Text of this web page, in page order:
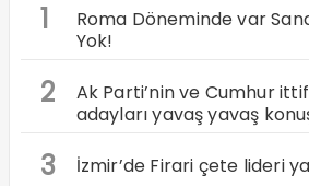
1
Roma Döneminde var
Yok!
2
Ak Parti’nin ve Cumhur
adayları yavaş yavaş
3 İzmir’de Firari çete lideri